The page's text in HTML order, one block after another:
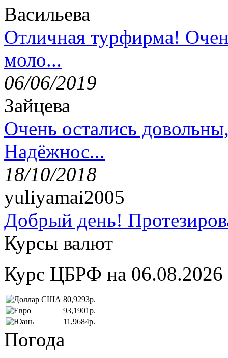
Васильева
Отличная турфирма!
моло...
06/06/2019
Зайцева
Очень остались
Надёжнос...
18/10/2018
yuliyamai2005
Добрый день!
Курсы валют
Курс ЦБРФ на 06.08.2026
80,9293р.
93,1901р.
11,9684р.
Погода